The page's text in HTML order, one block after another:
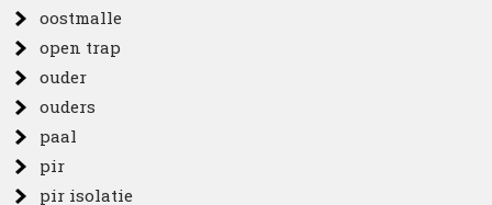
oostmalle
open trap
ouder
ouders
paal
pir
pir isolatie